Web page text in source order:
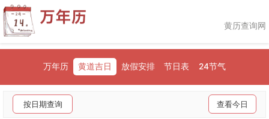
黄历查询网
万年历 黄道吉日 放假安排 节日表 24节气
按日期查询 查看今日